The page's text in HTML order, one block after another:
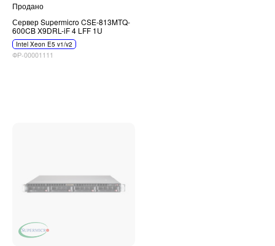
Продано
Сервер Supermicro CSE-813MTQ-
600CB X9DRL-iF 4 LFF 1U
Intel Xeon E5 v1/v2
ФР-00001111